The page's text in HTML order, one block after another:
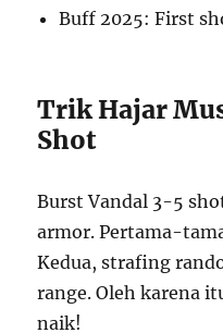
Buff 2025: First
Trik Hajar
Shot
Burst Vandal 3-5
armor. Pertama-
Kedua, strafing
range. Oleh karena
naik!